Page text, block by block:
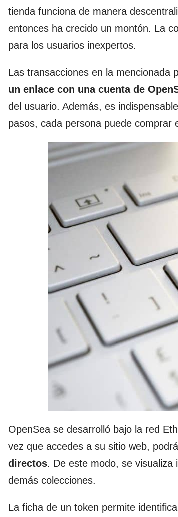
tienda funciona de manera
entonces ha crecido un montón. La
para los usuarios inexpertos.
Las transacciones en la mencionada
un enlace con una cuenta de
del usuario. Además, es
pasos, cada persona puede comprar
OpenSea se desarrolló bajo la red
vez que accedes a su sitio web,
directos. De este modo, se
demás colecciones.
La ficha de un token permite